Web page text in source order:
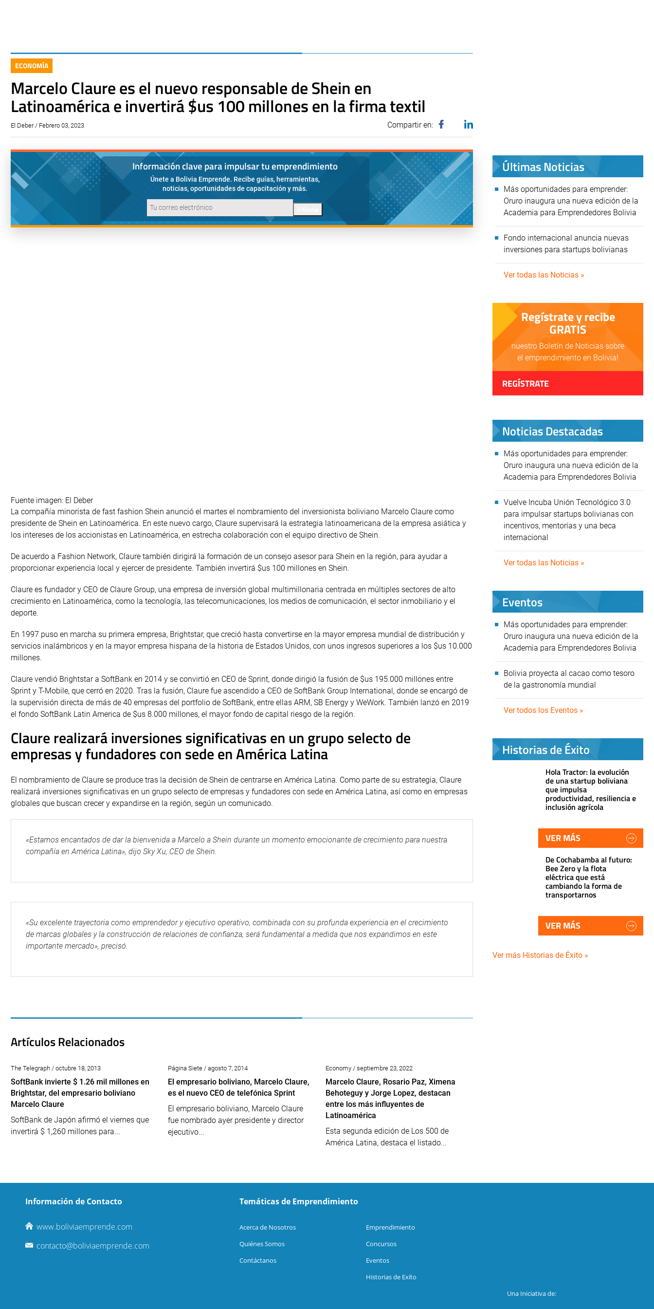
ECONOMÍA
Marcelo Claure es el nuevo responsable de Shein en
Latinoamérica e invertirá $us 100 millones en la firma textil
El Deber / Febrero 03, 2023 Compartir en:
Información clave para impulsar tu emprendimiento
Únete a Bolivia Emprende. Recibe guías, herramientas,
noticias, oportunidades de capacitación y más.
Fuente imagen: El Deber
La compañía minorista de fast fashion Shein anunció el martes el nombramiento del inversionista boliviano Marcelo Claure como
presidente de Shein en Latinoamérica. En este nuevo cargo, Claure supervisará la estrategia latinoamericana de la empresa asiática y
los intereses de los accionistas en Latinoamérica, en estrecha colaboración con el equipo directivo de Shein.
De acuerdo a Fashion Network, Claure también dirigirá la formación de un consejo asesor para Shein en la región, para ayudar a
proporcionar experiencia local y ejercer de presidente. También invertirá $us 100 millones en Shein.
Claure es fundador y CEO de Claure Group, una empresa de inversión global multimillonaria centrada en múltiples sectores de alto
crecimiento en Latinoamérica, como la tecnología, las telecomunicaciones, los medios de comunicación, el sector inmobiliario y el
deporte.
En 1997 puso en marcha su primera empresa, Brightstar, que creció hasta convertirse en la mayor empresa mundial de distribución y
servicios inalámbricos y en la mayor empresa hispana de la historia de Estados Unidos, con unos ingresos superiores a los $us 10.000
millones.
Claure vendió Brightstar a SoftBank en 2014 y se convirtió en CEO de Sprint, donde dirigió la fusión de $us 195.000 millones entre
Sprint y T-Mobile, que cerró en 2020. Tras la fusión, Claure fue ascendido a CEO de SoftBank Group International, donde se encargó de
la supervisión directa de más de 40 empresas del portfolio de SoftBank, entre ellas ARM, SB Energy y WeWork. También lanzó en 2019
el fondo SoftBank Latin America de $us 8.000 millones, el mayor fondo de capital riesgo de la región.
Claure realizará inversiones significativas en un grupo selecto de
empresas y fundadores con sede en América Latina
El nombramiento de Claure se produce tras la decisión de Shein de centrarse en América Latina. Como parte de su estrategia, Claure
realizará inversiones significativas en un grupo selecto de empresas y fundadores con sede en América Latina, así como en empresas
globales que buscan crecer y expandirse en la región, según un comunicado.
«Estamos encantados de dar la bienvenida a Marcelo a Shein durante un momento emocionante de crecimiento para nuestra
compañía en América Latina», dijo Sky Xu, CEO de Shein.
«Su excelente trayectoria como emprendedor y ejecutivo operativo, combinada con su profunda experiencia en el crecimiento
de marcas globales y la construcción de relaciones de confianza, será fundamental a medida que nos expandimos en este
importante mercado», precisó.
Artículos Relacionados
The Telegraph / octubre 18, 2013
SoftBank invierte $ 1.26 mil millones en
Brightstar, del empresario boliviano
Marcelo Claure
SoftBank de Japón afirmó el viernes que
invertirá $ 1,260 millones para...
Página Siete / agosto 7, 2014
El empresario boliviano, Marcelo Claure,
es el nuevo CEO de telefónica Sprint
El empresario boliviano, Marcelo Claure
fue nombrado ayer presidente y director
ejecutivo...
Economy / septiembre 23, 2022
Marcelo Claure, Rosario Paz, Ximena
Behoteguy y Jorge Lopez, destacan
entre los más influyentes de
Latinoamérica
Esta segunda edición de Los 500 de
América Latina, destaca el listado...
Últimas Noticias
Más oportunidades para emprender:
Oruro inaugura una nueva edición de la
Academia para Emprendedores Bolivia
Fondo internacional anuncia nuevas
inversiones para startups bolivianas
Ver todas las Noticias »
Regístrate y recibe
GRATIS
nuestro Boletín de Noticias sobre
el emprendimiento en Bolivia!
REGÍSTRATE
Noticias Destacadas
Más oportunidades para emprender:
Oruro inaugura una nueva edición de la
Academia para Emprendedores Bolivia
Vuelve Incuba Unión Tecnológico 3.0
para impulsar startups bolivianas con
incentivos, mentorías y una beca
internacional
Ver todas las Noticias »
Eventos
Más oportunidades para emprender:
Oruro inaugura una nueva edición de la
Academia para Emprendedores Bolivia
Bolivia proyecta al cacao como tesoro
de la gastronomía mundial
Ver todos los Eventos »
Historias de Éxito
Hola Tractor: la evolución
de una startup boliviana
que impulsa
productividad, resiliencia e
inclusión agrícola
VER MÁS
De Cochabamba al futuro:
Bee Zero y la flota
eléctrica que está
cambiando la forma de
transportarnos
VER MÁS
Ver más Historias de Éxito »
Información de Contacto
www.boliviaemprende.com
contacto@boliviaemprende.com
Temáticas de Emprendimiento
Acerca de Nosotros
Quiénes Somos
Contáctanos
Emprendimiento
Concursos
Eventos
Historias de Exíto
Una Iniciativa de: